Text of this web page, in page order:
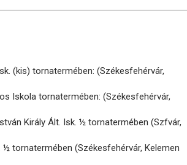
(kis) tornatermében: (Székesfehérvár,
Iskola tornatermében: (Székesfehérvár,
Király Ált. Isk. ½ tornatermében (Szfvár,
½ tornatermében (Székesfehérvár, Kelemen